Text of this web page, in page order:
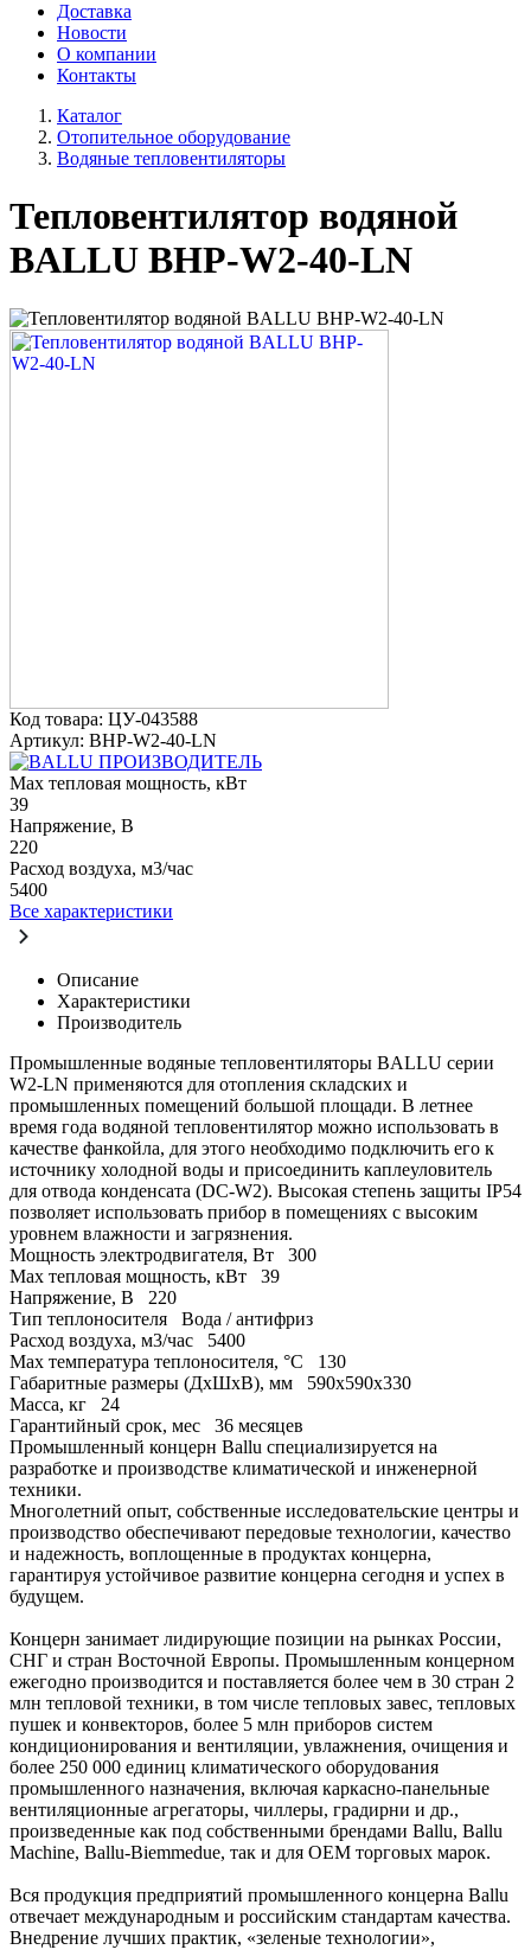
Доставка
Новости
О компании
Контакты
Каталог
Отопительное оборудование
Водяные тепловентиляторы
Тепловентилятор водяной
BALLU BHP-W2-40-LN
Код товара: ЦУ-043588
Артикул: BHP-W2-40-LN
ПРОИЗВОДИТЕЛЬ
Max тепловая мощность, кВт
39
Напряжение, В
220
Расход воздуха, м3/час
5400
Все характеристики
Описание
Характеристики
Производитель
Промышленные водяные тепловентиляторы BALLU серии
W2-LN применяются для отопления складских и
промышленных помещений большой площади. В летнее
время года водяной тепловентилятор можно использовать в
качестве фанкойла, для этого необходимо подключить его к
источнику холодной воды и присоединить каплеуловитель
для отвода конденсата (DC-W2). Высокая степень защиты IP54
позволяет использовать прибор в помещениях с высоким
уровнем влажности и загрязнения.
Мощность электродвигателя, Вт
300
Max тепловая мощность, кВт
39
Напряжение, В
220
Тип теплоносителя
Вода / антифриз
Расход воздуха, м3/час
5400
Max температура теплоносителя, °C
130
Габаритные размеры (ДхШхВ), мм
590х590х330
Масса, кг
24
Гарантийный срок, мес
36 месяцев
Промышленный концерн Ballu специализируется на
разработке и производстве климатической и инженерной
техники.
Многолетний опыт, собственные исследовательские центры и
производство обеспечивают передовые технологии, качество
и надежность, воплощенные в продуктах концерна,
гарантируя устойчивое развитие концерна сегодня и успех в
будущем.
Концерн занимает лидирующие позиции на рынках России,
СНГ и стран Восточной Европы. Промышленным концерном
ежегодно производится и поставляется более чем в 30 стран 2
млн тепловой техники, в том числе тепловых завес, тепловых
пушек и конвекторов, более 5 млн приборов систем
кондиционирования и вентиляции, увлажнения, очищения и
более 250 000 единиц климатического оборудования
промышленного назначения, включая каркасно-панельные
вентиляционные агрегаторы, чиллеры, градирни и др.,
произведенные как под собственными брендами Ballu, Ballu
Machine, Ballu-Biemmedue, так и для OEM торговых марок.
Вся продукция предприятий промышленного концерна Ballu
отвечает международным и российским стандартам качества.
Внедрение лучших практик, «зеленые технологии»,